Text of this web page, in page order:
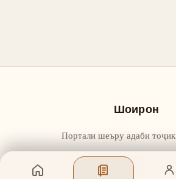
Шоирон
Портали шеъру адаби